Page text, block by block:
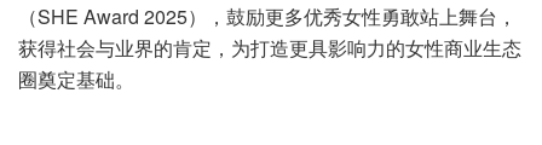
（SHE Award 2025），鼓励更多优秀女性勇敢站上舞台，
获得社会与业界的肯定，为打造更具影响力的女性商业生态
圈奠定基础。